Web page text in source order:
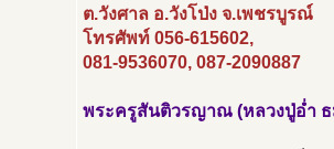
ต.วังศาล อ.วังโป่ง จ.เพชรบูรณ์
โทรศัพท์ 056-615602,
081-9536070, 087-2090887
พระครูสันติวรญาณ (หลวงปู่อ่ำ